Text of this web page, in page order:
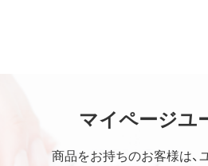
務の中断、逸失利益、精神的損害
その他いかなる損害にも、一切の責
弊社の責任の上限は、お客様が購
マイページユ
商品をお持ちのお客様は、